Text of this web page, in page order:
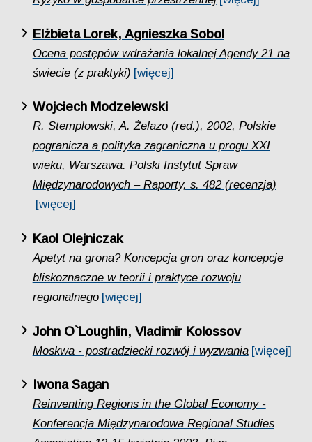
Elżbieta Lorek, Agnieszka Sobol
Ocena postępów wdrażania lokalnej Agendy 21 na
świecie (z praktyki) [więcej]
Wojciech Modzelewski
R. Stemplowski, A. Żelazo (red.), 2002, Polskie
pogranicza a polityka zagraniczna u progu XXI
wieku, Warszawa: Polski Instytut Spraw
Międzynarodowych – Raporty, s. 482 (recenzja)
[więcej]
Kaol Olejniczak
Apetyt na grona? Koncepcja gron oraz koncepcje
bliskoznaczne w teorii i praktyce rozwoju
regionalnego [więcej]
John O`Loughlin, Vladimir Kolossov
Moskwa - postradziecki rozwój i wyzwania [więcej]
Iwona Sagan
Reinventing Regions in the Global Economy -
Konferencja Międzynarodowa Regional Studies